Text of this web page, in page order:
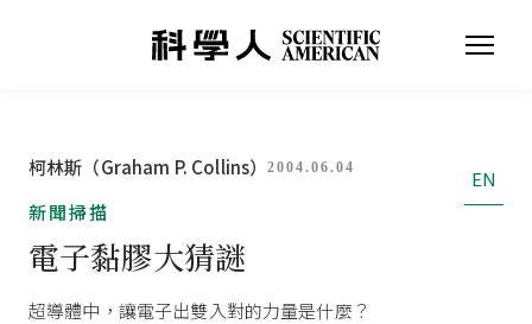
柯林斯（Graham P. Collins）2004.06.04
EN
新聞掃描
電子黏膠大猜謎
超導體中，讓電子出雙入對的力量是什麼？